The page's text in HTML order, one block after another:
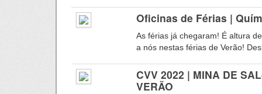
Oficinas de Férias |
As férias já chegaram! É altura
a nós nestas férias de Verão!
CVV 2022 | MINA DE
VERÃO